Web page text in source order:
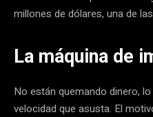
millones de dólares, una de
La máquina de
No están quemando dinero,
velocidad que asusta. El